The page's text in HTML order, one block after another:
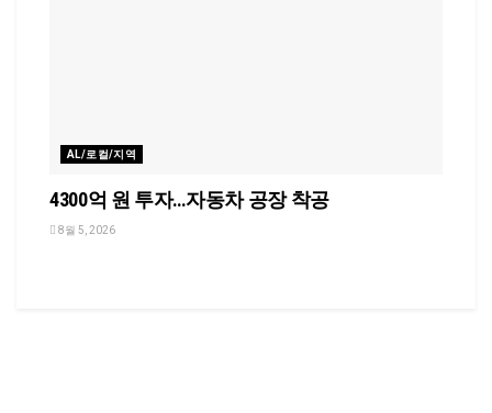
AL/로컬/지역
4300억 원 투자…자동차 공장 착공
8월 5, 2026